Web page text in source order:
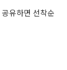
유하면 선착순